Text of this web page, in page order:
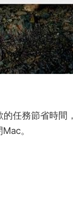
任務節省時
。